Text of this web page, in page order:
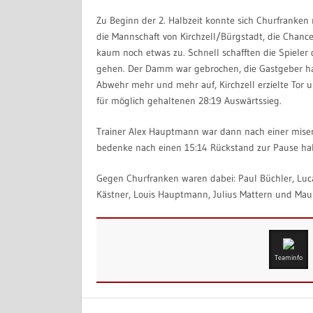
Zu Beginn der 2. Halbzeit konnte sich
die Mannschaft von Kirchzell/Bürgstadt, die
kaum noch etwas zu. Schnell schafften die
gehen. Der Damm war gebrochen, die Gastgeber
Abwehr mehr und mehr auf, Kirchzell erzielte Tor
für möglich gehaltenen 28:19 Auswärtssieg.
Trainer Alex Hauptmann war dann nach einer
bedenke nach einen 15:14 Rückstand zur Pause
Gegen Churfranken waren dabei: Paul Büchler,
Kästner, Louis Hauptmann, Julius Mattern und
Teaminfo